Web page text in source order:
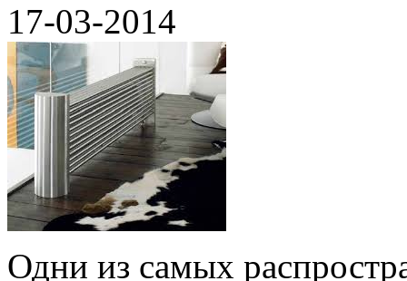
17-03-2014
Одни из самых